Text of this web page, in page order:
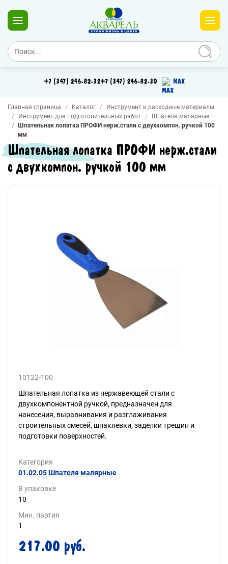
+7 (347) 246-82-32+7 (347) 246-82-30 MAX
Главная страница Каталог
Инструмент и расходные материалы
Инструмент для подготовительных работ
Шпателя малярные
Шпательная лопатка ПРОФИ нерж.стали с двухкомпон. ручкой 100
мм
Шпательная лопатка ПРОФИ нерж.стали
с двухкомпон. ручкой 100 мм
10122-100
Шпательная лопатка из нержавеющей стали с
двухкомпонентной ручкой, предназначен для
нанесения, выравнивания и разглаживания
строительных смесей, шпаклевки, заделки трещин и
подготовки поверхностей.
Категория
01.02.05 Шпателя малярные
В упаковке
10
Мин. партия
1
217.00 руб.